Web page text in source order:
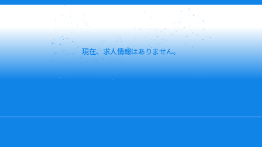
現在、求人情報はありません。